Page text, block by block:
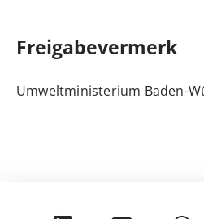
Freigabevermerk